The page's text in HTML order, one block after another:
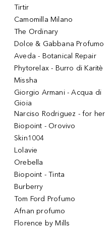
Tirtir
Camomilla Milano
The Ordinary
Dolce & Gabbana Profumo
Aveda - Botanical Repair
Phytorelax - Burro di Karitè
Missha
Giorgio Armani - Acqua di
Gioia
Narciso Rodriguez - for her
Biopoint - Orovivo
Skin1004
Lolavie
Orebella
Biopoint - Tinta
Burberry
Tom Ford Profumo
Afnan profumo
Florence by Mills